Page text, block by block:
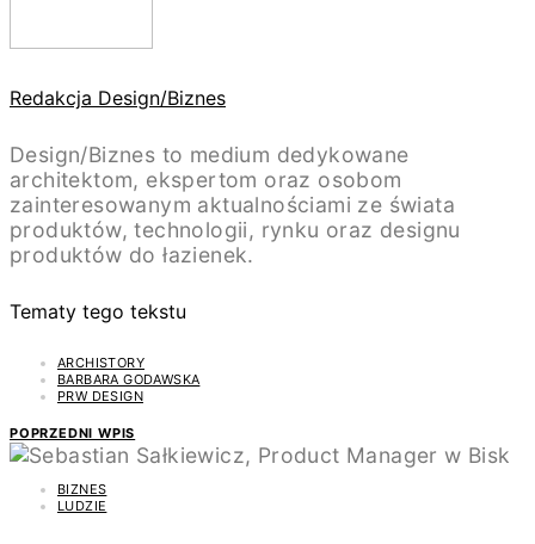
Redakcja Design/Biznes
Design/Biznes to medium dedykowane
architektom, ekspertom oraz osobom
zainteresowanym aktualnościami ze świata
produktów, technologii, rynku oraz designu
produktów do łazienek.
Tematy tego tekstu
ARCHISTORY
BARBARA GODAWSKA
PRW DESIGN
POPRZEDNI WPIS
BIZNES
LUDZIE